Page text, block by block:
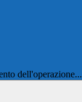
dell'operazione...